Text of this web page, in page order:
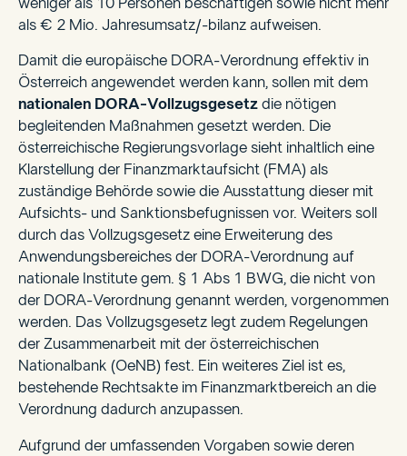
als € 2 Mio. Jahresumsatz/-bilanz aufweisen.
Damit die europäische DORA-Verordnung effektiv in
Österreich angewendet werden kann, sollen mit dem
nationalen DORA-Vollzugsgesetzdie nötigen
begleitenden Maßnahmen gesetzt werden. Die
österreichische Regierungsvorlage sieht inhaltlich eine
Klarstellung der Finanzmarktaufsicht (FMA) als
zuständige Behörde sowie die Ausstattung dieser mit
Aufsichts- und Sanktionsbefugnissen vor. Weiters soll
durch das Vollzugsgesetz eine Erweiterung des
Anwendungsbereiches der DORA-Verordnung auf
nationale Institute gem. § 1 Abs 1 BWG, die nicht von
der DORA-Verordnung genannt werden, vorgenommen
werden. Das Vollzugsgesetz legt zudem Regelungen
der Zusammenarbeit mit der österreichischen
Nationalbank (OeNB) fest. Ein weiteres Ziel ist es,
bestehende Rechtsakte im Finanzmarktbereich an die
Verordnung dadurch anzupassen.
Aufgrund der umfassenden Vorgaben sowie deren